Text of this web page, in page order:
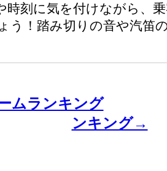
時刻に気を付けながら、
う！踏み切りの音や汽笛
ムランキング
ンキング→